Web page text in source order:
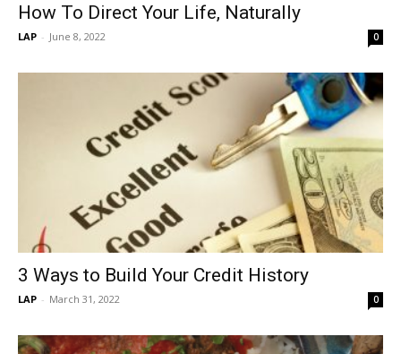
How To Direct Your Life, Naturally
LAP - June 8, 2022 0
3 Ways to Build Your Credit History
LAP - March 31, 2022 0